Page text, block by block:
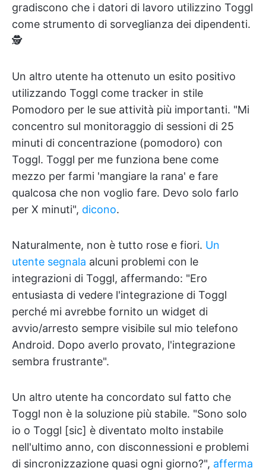
gradiscono che i datori di lavoro utilizzino Toggl
come strumento di sorveglianza dei dipendenti.
🕵️
Un altro utente ha ottenuto un esito positivo
utilizzando Toggl come tracker in stile
Pomodoro per le sue attività più importanti. "Mi
concentro sul monitoraggio di sessioni di 25
minuti di concentrazione (pomodoro) con
Toggl. Toggl per me funziona bene come
mezzo per farmi 'mangiare la rana' e fare
qualcosa che non voglio fare. Devo solo farlo
per X minuti", dicono.
Naturalmente, non è tutto rose e fiori. Un
utente segnala alcuni problemi con le
integrazioni di Toggl, affermando: "Ero
entusiasta di vedere l'integrazione di Toggl
perché mi avrebbe fornito un widget di
avvio/arresto sempre visibile sul mio telefono
Android. Dopo averlo provato, l'integrazione
sembra frustrante".
Un altro utente ha concordato sul fatto che
Toggl non è la soluzione più stabile. "Sono solo
io o Toggl [sic] è diventato molto instabile
nell'ultimo anno, con disconnessioni e problemi
di sincronizzazione quasi ogni giorno?", afferma